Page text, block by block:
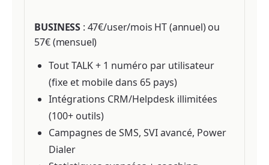
BUSINESS : 47€/user/mois HT (annuel) ou
57€ (mensuel)
Tout TALK + 1 numéro par utilisateur
(fixe et mobile dans 65 pays)
Intégrations CRM/Helpdesk illimitées
(100+ outils)
Campagnes de SMS, SVI avancé, Power
Dialer